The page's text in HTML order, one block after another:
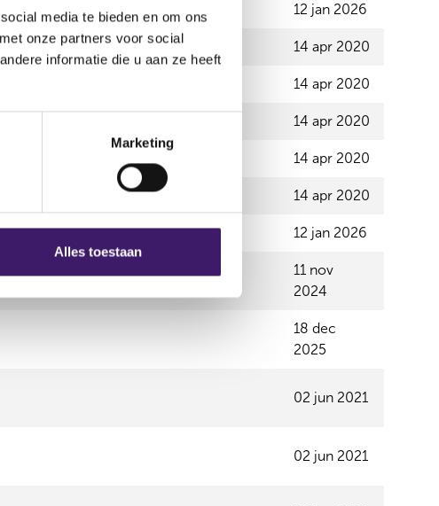
media te bieden en om ons
onze partners voor social
informatie die u aan ze heeft
Marketing
Alles toestaan
12 jan 2026
14 apr 2020
14 apr 2020
14 apr 2020
14 apr 2020
14 apr 2020
12 jan 2026
11 nov
2024
18 dec
2025
02 jun 2021
02 jun 2021